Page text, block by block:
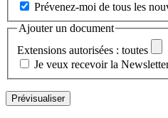
Prévenez-moi de tous les
Ajouter un document
Extensions autorisées : toutes
Je veux recevoir la